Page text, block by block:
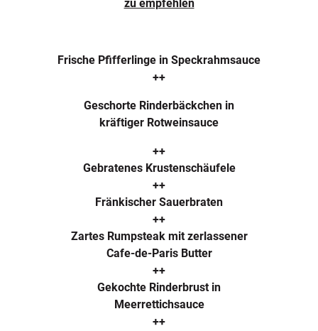
zu empfehlen
Frische Pfifferlinge in Speckrahmsauce
++
Geschorte Rinderbäckchen in
kräftiger Rotweinsauce
++
Gebratenes Krustenschäufele
++
Fränkischer Sauerbraten
++
Zartes Rumpsteak mit zerlassener
Cafe-de-Paris Butter
++
Gekochte Rinderbrust in
Meerrettichsauce
++